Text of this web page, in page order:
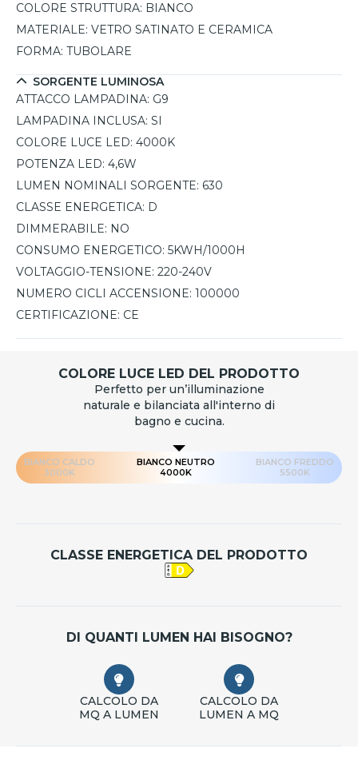
COLORE STRUTTURA: BIANCO
MATERIALE: VETRO SATINATO E CERAMICA
FORMA: TUBOLARE
SORGENTE LUMINOSA
ATTACCO LAMPADINA: G9
LAMPADINA INCLUSA: SI
COLORE LUCE LED: 4000K
POTENZA LED: 4,6W
LUMEN NOMINALI SORGENTE: 630
CLASSE ENERGETICA: D
DIMMERABILE: NO
CONSUMO ENERGETICO: 5KWH/1000H
VOLTAGGIO-TENSIONE: 220-240V
NUMERO CICLI ACCENSIONE: 100000
CERTIFICAZIONE: CE
COLORE LUCE LED DEL PRODOTTO
Perfetto per un’illuminazione
naturale e bilanciata all'interno di
bagno e cucina.
BIANCO CALDO
3000K
BIANCO NEUTRO
4000K
BIANCO FREDDO
5500K
CLASSE ENERGETICA DEL PRODOTTO
DI QUANTI LUMEN HAI BISOGNO?
CALCOLO DA
MQ A LUMEN
CALCOLO DA
LUMEN A MQ